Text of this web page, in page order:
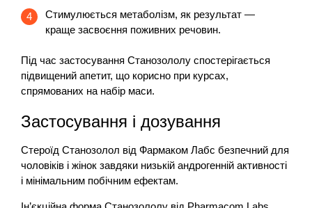
Стимулюється метаболізм, як результат —
краще засвоєння поживних речовин.
Під час застосування Станозололу спостерігається
підвищений апетит, що корисно при курсах,
спрямованих на набір маси.
Застосування і дозування
Стероїд Станозолол від Фармаком Лабс безпечний для
чоловіків і жінок завдяки низькій андрогенній активності
і мінімальним побічним ефектам.